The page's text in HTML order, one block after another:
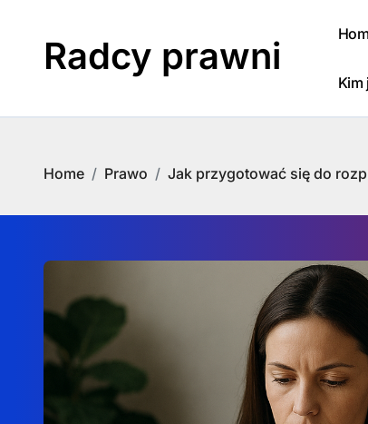
contentRadcy prawni
Kim
Home Prawo Jak przygotować się do